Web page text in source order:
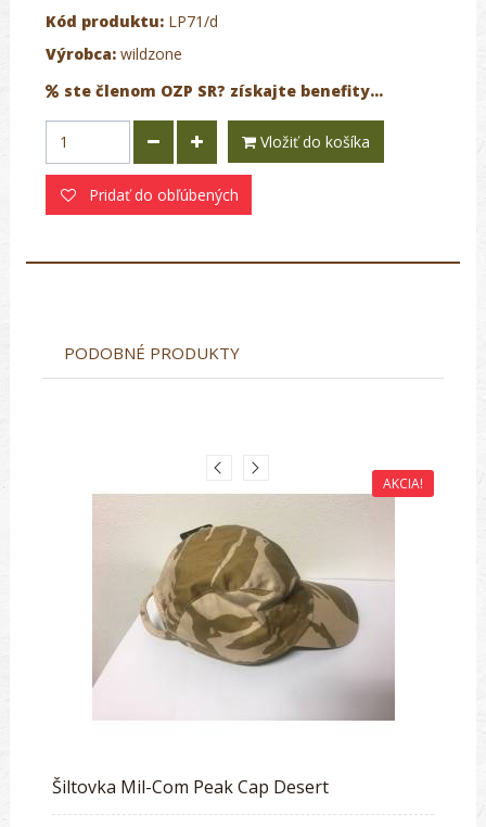
Kód produktu: LP71/d
Výrobca: wildzone
ste členom OZP SR? získajte benefity...
Vložiť do košíka
Pridať do obľúbených
PODOBNÉ PRODUKTY
AKCIA!
Šiltovka Mil-Com Peak Cap Desert